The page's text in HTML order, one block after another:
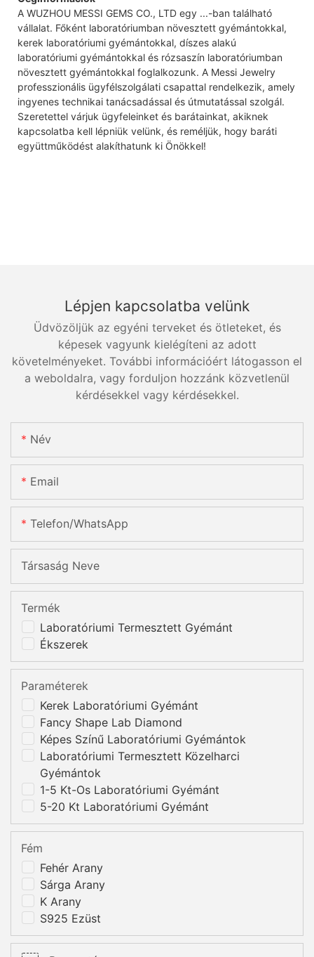
A WUZHOU MESSI GEMS CO., LTD egy ...-ban található
vállalat. Főként laboratóriumban növesztett gyémántokkal,
kerek laboratóriumi gyémántokkal, díszes alakú
laboratóriumi gyémántokkal és rózsaszín laboratóriumban
növesztett gyémántokkal foglalkozunk. A Messi Jewelry
professzionális ügyfélszolgálati csapattal rendelkezik, amely
ingyenes technikai tanácsadással és útmutatással szolgál.
Szeretettel várjuk ügyfeleinket és barátainkat, akiknek
kapcsolatba kell lépniük velünk, és reméljük, hogy baráti
együttműködést alakíthatunk ki Önökkel!
Lépjen kapcsolatba velünk
Üdvözöljük az egyéni terveket és ötleteket, és
képesek vagyunk kielégíteni az adott
követelményeket. További információért látogasson el
a weboldalra, vagy forduljon hozzánk közvetlenül
kérdésekkel vagy kérdésekkel.
Név
Email
Telefon/WhatsApp
Társaság Neve
Laboratóriumi Termesztett Gyémánt
Ékszerek
Termék
Kerek Laboratóriumi Gyémánt
Fancy Shape Lab Diamond
Képes Színű Laboratóriumi Gyémántok
Laboratóriumi Termesztett Közelharci
Gyémántok
1-5 Kt-Os Laboratóriumi Gyémánt
5-20 Kt Laboratóriumi Gyémánt
Paraméterek
Fehér Arany
Sárga Arany
K Arany
S925 Ezüst
Fém